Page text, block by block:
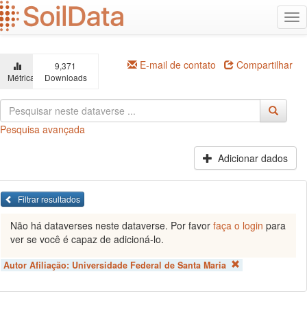
Ir
para
o
principal
Métricas
9,371
Downloads
E-mail de contato Compartilhar
Pesquisa avançada
Adicionar dados
Filtrar resultados
Não há dataverses neste dataverse. Por favor faça o login para
ver se você é capaz de adicioná-lo.
Autor Afiliação: Universidade Federal de Santa Maria